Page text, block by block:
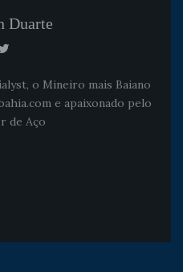
Duarte
o Mineiro mais Baiano
e apaixonado pelo
de Aço